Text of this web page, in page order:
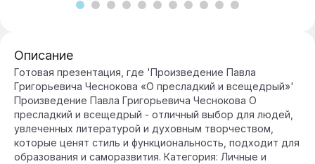
Описание
Готовая презентация, где 'Произведение Павла
Григорьевича Чеснокова «О пресладкий и всещедрый»'
Произведение Павла Григорьевича Чеснокова О
пресладкий и всещедрый - отличный выбор для людей,
увлеченных литературой и духовным творчеством,
которые ценят стиль и функциональность, подходит для
образования и саморазвития. Категория: Личные и